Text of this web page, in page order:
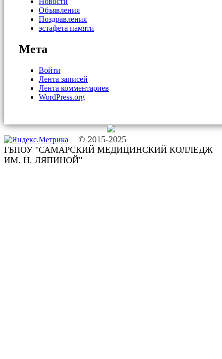
Объявления
Поздравления
эстафета памяти
Мета
Войти
Лента записей
Лента комментариев
WordPress.org
© 2015-2025
ГБПОУ "САМАРСКИЙ МЕДИЦИНСКИЙ КОЛЛЕДЖ
ИМ. Н. ЛЯПИНОЙ"